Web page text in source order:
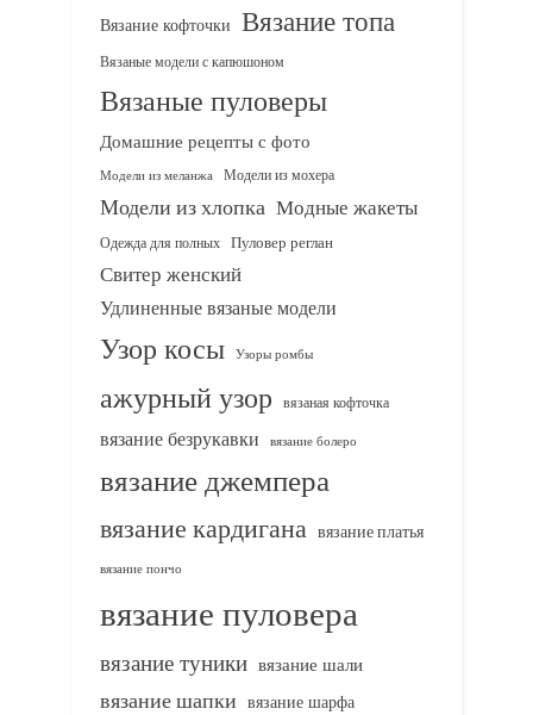
Вязание кофточки Вязание топа
Вязаные модели с капюшоном
Вязаные пуловеры
Домашние рецепты с фото
Модели из меланжа Модели из мохера
Модели из хлопка Модные жакеты
Одежда для полных Пуловер реглан
Свитер женский
Удлиненные вязаные модели
Узор косы Узоры ромбы
ажурный узор вязаная кофточка
вязание безрукавки вязание болеро
вязание джемпера
вязание кардигана вязание платья
вязание пончо
вязание пуловера
вязание туники вязание шали
вязание шапки вязание шарфа